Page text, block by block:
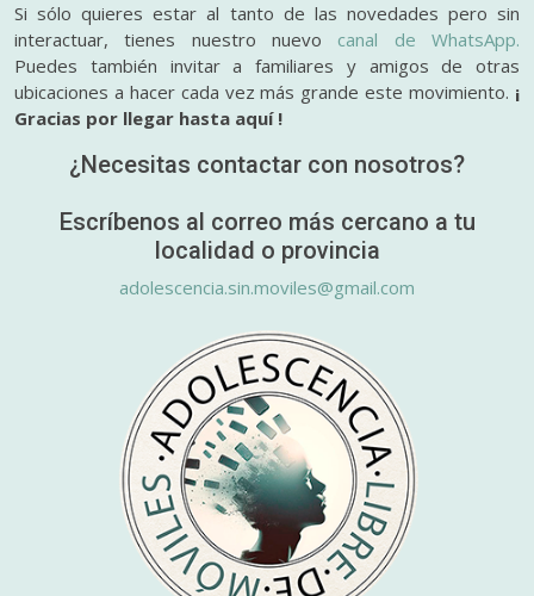
Si sólo quieres estar al tanto de las novedades pero sin
interactuar, tienes nuestro nuevo canal de WhatsApp.
Puedes también invitar a familiares y amigos de otras
ubicaciones a hacer cada vez más grande este movimiento. ¡
Gracias por llegar hasta aquí !
¿Necesitas contactar con nosotros?
Escríbenos al correo más cercano a tu
localidad o provincia
adolescencia.sin.moviles@gmail.com